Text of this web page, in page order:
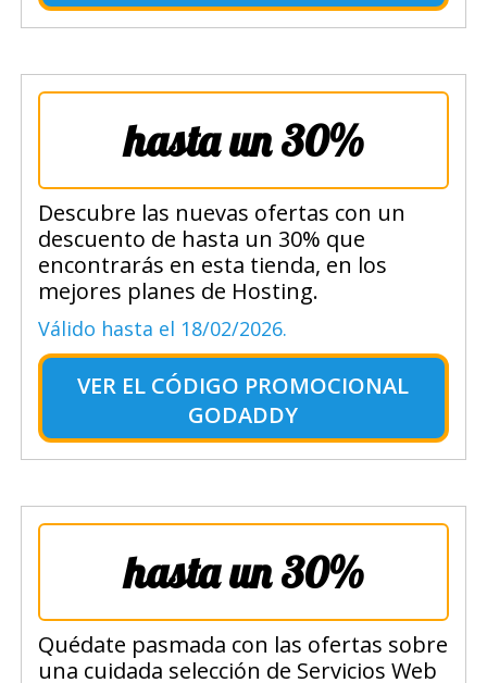
hasta un 30%
Descubre las nuevas ofertas con un
descuento de hasta un 30% que
encontrarás en esta tienda, en los
mejores planes de Hosting.
Válido hasta el 18/02/2026.
VER EL CÓDIGO PROMOCIONAL
GODADDY
hasta un 30%
Quédate pasmada con las ofertas sobre
una cuidada selección de Servicios Web